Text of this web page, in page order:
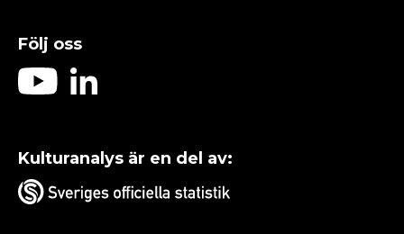
Följ oss
Kulturanalys är en del av: